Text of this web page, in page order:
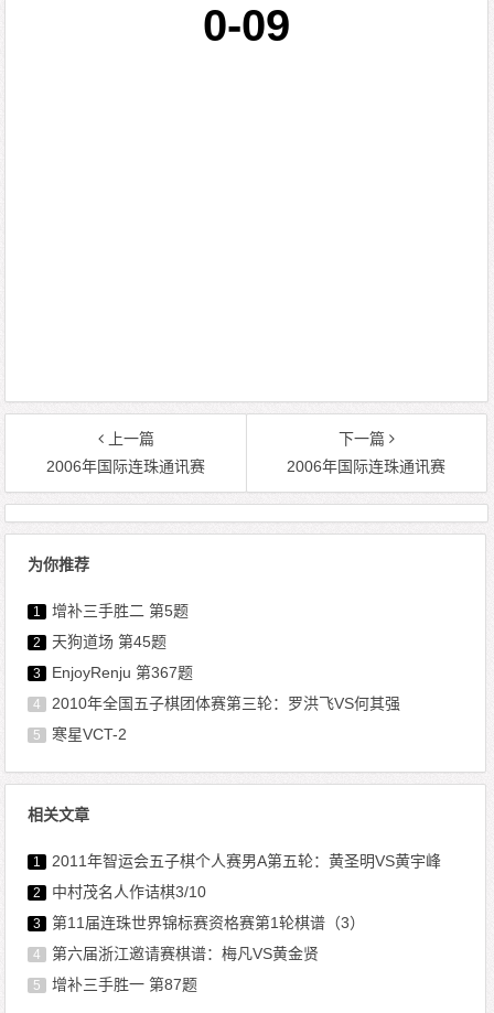
0-09
上一篇
2006年国际连珠通讯赛
下一篇
2006年国际连珠通讯赛
为你推荐
1 增补三手胜二 第5题
2 天狗道场 第45题
3 EnjoyRenju 第367题
4 2010年全国五子棋团体赛第三轮：罗洪飞VS何其强
5 寒星VCT-2
相关文章
1 2011年智运会五子棋个人赛男A第五轮：黄圣明VS黄宇峰
2 中村茂名人作诘棋3/10
3 第11届连珠世界锦标赛资格赛第1轮棋谱（3）
4 第六届浙江邀请赛棋谱：梅凡VS黄金贤
5 增补三手胜一 第87题